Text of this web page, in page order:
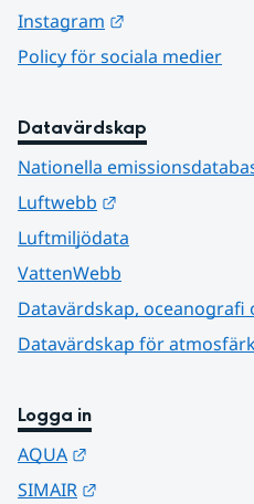
Instagram
Policy för sociala medier
Datavärdskap
Nationella
Luftwebb
Luftmiljödata
VattenWebb
Datavärdskap,
Datavärdskap för
Logga in
AQUA
SIMAIR